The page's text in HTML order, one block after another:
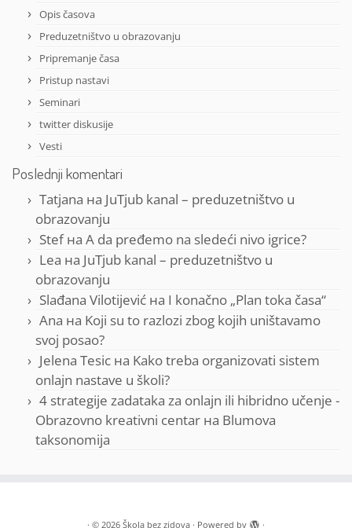
Opis časova
Preduzetništvo u obrazovanju
Pripremanje časa
Pristup nastavi
Seminari
twitter diskusije
Vesti
Poslednji komentari
Tatjana на JuTjub kanal – preduzetništvo u
obrazovanju
Stefна A da pređemo na sledeći nivo igrice?
Lea на JuTjub kanal – preduzetništvo u
obrazovanju
Slađana Vilotijević на I konačno „Plan toka časa“
Ana на Koji su to razlozi zbog kojih uništavamo
svoj posao?
Jelena Tesic на Kako treba organizovati sistem
onlajn nastave u školi?
4 strategije zadataka za onlajn ili hibridno učenje -
Obrazovno kreativni centar на Blumova
taksonomija
· © 2026 Škola bez zidova · Powered by ·